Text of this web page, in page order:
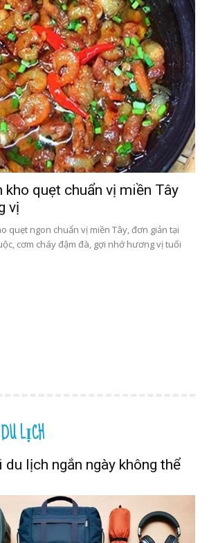
kho quẹt chuẩn vị miền Tây
vị
quẹt ngon chuẩn vị miền Tây, đơn giản tại
cơm cháy đậm đà, gợi nhớ hương vị tuổi
LỊCH
lịch ngắn ngày không thể